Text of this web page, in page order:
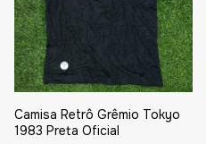
Camisa Retrô Grêmio Tokyo
1983 Preta Oficial